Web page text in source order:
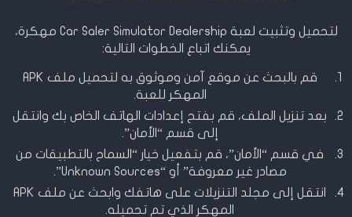
لتحميل وتثبيت لعبة Car Saler Simulator Dealership مهكرة،
يمكنك اتباع الخطوات التالية:
قم بالبحث عن موقع آمن وموثوق به لتحميل ملف APK
المهكر للعبة.
بعد تنزيل الملف، قم بفتح إعدادات الهاتف الخاص بك وانتقل
إلى قسم “الأمان”.
في قسم “الأمان”، قم بتفعيل خيار “السماح بالتطبيقات من
مصادر غير معروفة” أو “Unknown Sources”.
انتقل إلى مجلد التنزيلات على هاتفك وابحث عن ملف APK
المهكر الذي تم تحميله.